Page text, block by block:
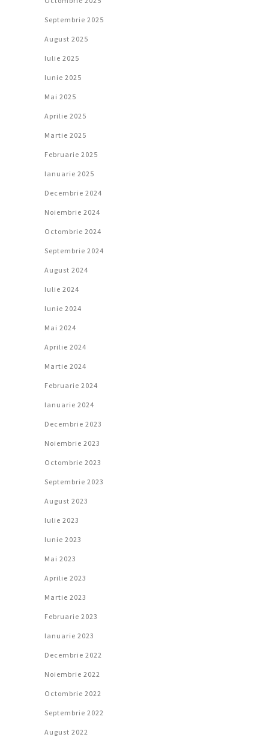
Septembrie 2025
August 2025
Iulie 2025
Iunie 2025
Mai 2025
Aprilie 2025
Martie 2025
Februarie 2025
Ianuarie 2025
Decembrie 2024
Noiembrie 2024
Octombrie 2024
Septembrie 2024
August 2024
Iulie 2024
Iunie 2024
Mai 2024
Aprilie 2024
Martie 2024
Februarie 2024
Ianuarie 2024
Decembrie 2023
Noiembrie 2023
Octombrie 2023
Septembrie 2023
August 2023
Iulie 2023
Iunie 2023
Mai 2023
Aprilie 2023
Martie 2023
Februarie 2023
Ianuarie 2023
Decembrie 2022
Noiembrie 2022
Octombrie 2022
Septembrie 2022
August 2022